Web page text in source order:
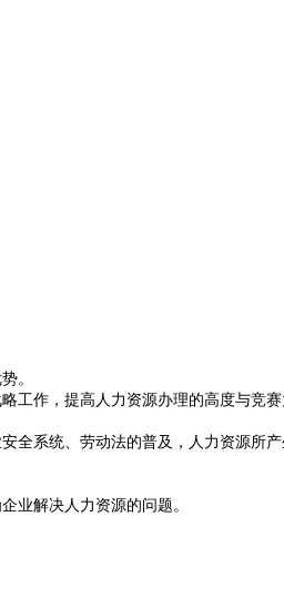
。
工作，提高人力资源办理的高度与竞
系统、劳动法的普及，人力资源所
业解决人力资源的问题。